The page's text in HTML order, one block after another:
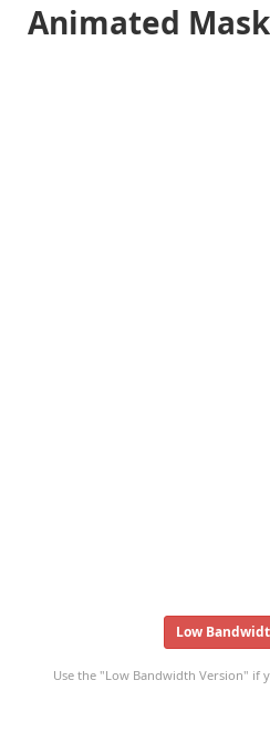
Animated
Low
Use the "Low Bandwidth Version" if